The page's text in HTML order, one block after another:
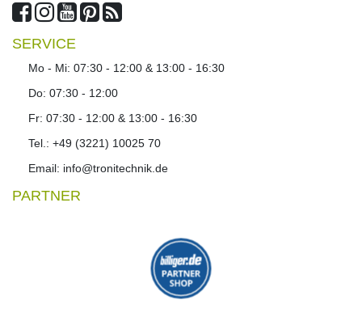
SERVICE
Mo - Mi: 07:30 - 12:00 & 13:00 - 16:30
Do: 07:30 - 12:00
Fr: 07:30 - 12:00 & 13:00 - 16:30
Tel.: +49 (3221) 10025 70
Email: info@tronitechnik.de
PARTNER